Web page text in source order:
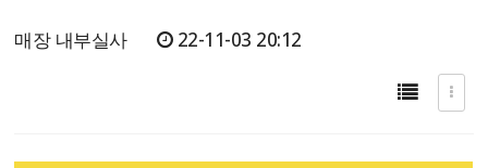
매장 내부실사 22-11-03 20:12